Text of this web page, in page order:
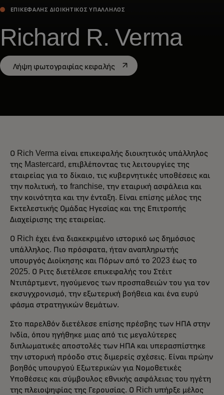
ΕΠΙΚΕΦΑΛΉΣ ΔΙΟΙΚΗΤΙΚΌΣ ΥΠΆΛΛΗΛΟΣ
Richard R. Verma
Λήψη φωτογραφίας κεφαλήςopens in a new tab
Ο Rich Verma είναι επικεφαλής διοικητικός υπάλληλος
της Mastercard, επιβλέποντας τις λειτουργίες της
εταιρείας για το δίκαιο, τις κυβερνητικές υποθέσεις και
την πολιτική, το franchise, την εταιρική ασφάλεια και
την κοινότητα και την ένταξη. Είναι επίσης μέλος της
Εκτελεστικής Ομάδας Ηγεσίας και της Επιτροπής
Διαχείρισης της εταιρείας.
Ο Rich έχει ένα διακεκριμένο ιστορικό ως δημόσιος
υπάλληλος. Πιο πρόσφατα, ήταν αναπληρωτής
υπουργός Διοίκησης και Πόρων από το 2023 έως το
2025. Ο Ριτς διετέλεσε επικεφαλής του Στέιτ
Ντιπάρτμεντ, ηγούμενος των προσπαθειών του για τον
εκσυγχρονισμό, την εξωτερική βοήθεια και ένα ευρύ
φάσμα στρατηγικών θεμάτων.
Στο παρελθόν διετέλεσε επίσης πρέσβης των ΗΠΑ στην
Ινδία, όπου ηγήθηκε μιας από τις μεγαλύτερες
διπλωματικές αποστολές των ΗΠΑ και υπερασπίστηκε
την ιστορική πρόοδο στις διμερείς σχέσεις. Είναι πρώην
βοηθός υπουργού Εξωτερικών για Νομοθετικές
Υποθέσεις και σύμβουλος εθνικής ασφάλειας του ηγέτη
της πλειοψηφίας της Γερουσίας. Ο Rich υπήρξε μέλος